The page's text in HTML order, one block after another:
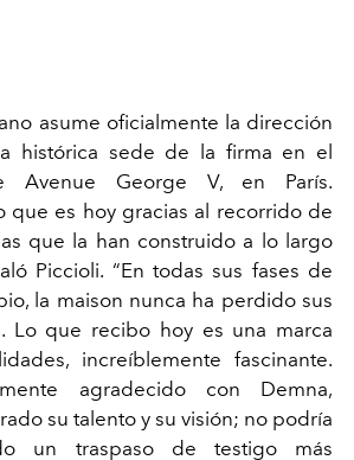
asume oficialmente la dirección
histórica sede de la firma en el
Avenue George V, en París.
que es hoy gracias al recorrido de
que la han construido a lo largo
Piccioli. “En todas sus fases de
la maison nunca ha perdido sus
Lo que recibo hoy es una marca
increíblemente fascinante.
agradecido con Demna,
su talento y su visión; no podría
un traspaso de testigo más